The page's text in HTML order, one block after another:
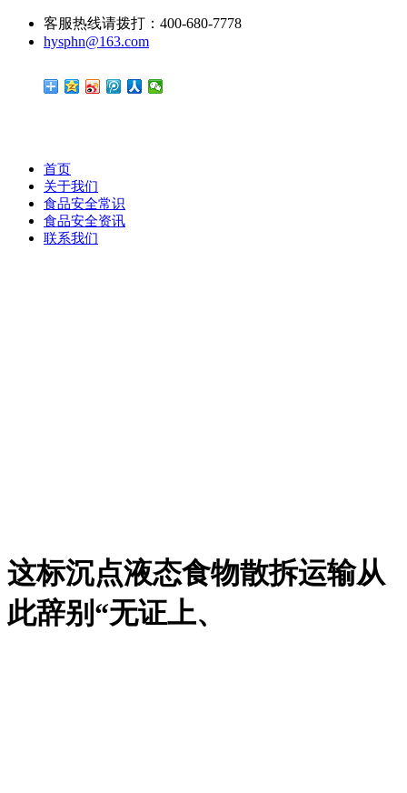
客服热线请拨打：400-680-7778
hysphn@163.com
首页
关于我们
食品安全常识
食品安全资讯
联系我们
这标沉点液态食物散拆运输从
此辞别“无证上、